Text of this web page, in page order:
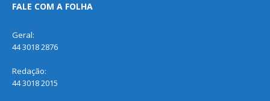
FALE COM A FOLHA
Geral:
44 3018 2876
Redação:
44 3018 2015